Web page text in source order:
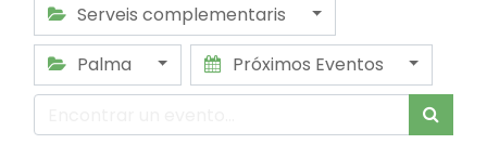
Serveis complementaris
Palma
Próximos Eventos